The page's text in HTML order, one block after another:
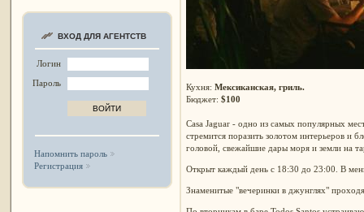
ВХОД ДЛЯ АГЕНТСТВ
Логин
Пароль
Напомнить пароль
Регистрация
Кухня: Мексиканская, гриль.
Бюджет: $100
Casa Jaguar - одно из самых популярных
стремится поразить золотом интерьеров и
головой, свежайшие дары моря и земли на
Открыт каждый день с 18:30 до 23:00. В
Знаменитые "вечеринки в джунглях"